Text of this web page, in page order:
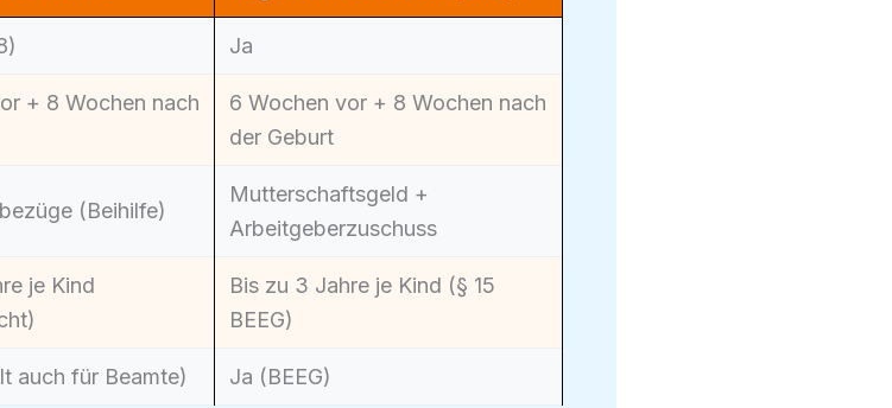
Ja
+ 8 Wochen nach
6 Wochen vor + 8 Wochen nach
der Geburt
(Beihilfe)
Mutterschaftsgeld +
Arbeitgeberzuschuss
je Kind
Bis zu 3 Jahre je Kind (§ 15
BEEG)
auch für Beamte) Ja (BEEG)